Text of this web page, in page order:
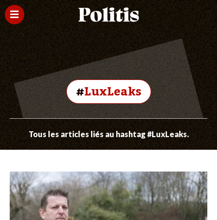
#LuxLeaks
Tous les articles liés au hashtag #LuxLeaks.